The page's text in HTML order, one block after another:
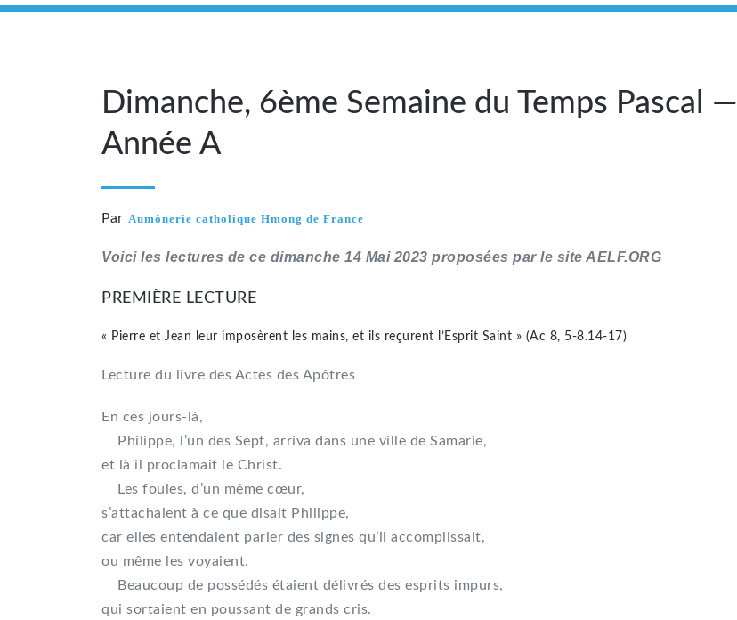
Dimanche, 6ème Semaine du Temps Pascal —
Année A
Par Aumônerie catholique Hmong de France
Voici les lectures de ce dimanche 14 Mai 2023 proposées par le site AELF.ORG
PREMIÈRE LECTURE
« Pierre et Jean leur imposèrent les mains, et ils reçurent l’Esprit Saint » (Ac 8, 5-8.14-17)
Lecture du livre des Actes des Apôtres
En ces jours-là,
Philippe, l’un des Sept, arriva dans une ville de Samarie,
et là il proclamait le Christ.
Les foules, d’un même cœur,
s’attachaient à ce que disait Philippe,
car elles entendaient parler des signes qu’il accomplissait,
ou même les voyaient.
Beaucoup de possédés étaient délivrés des esprits impurs,
qui sortaient en poussant de grands cris.